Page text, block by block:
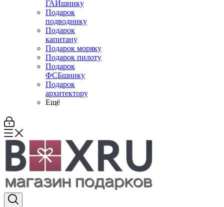
ГАИшнику
Подарок
подводнику
Подарок
капитану
Подарок моряку
Подарок пилоту
Подарок
ФСБшнику
Подарок
архитектору
Ещё